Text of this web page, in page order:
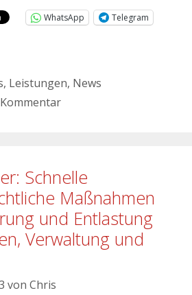
WhatsApp
Telegram
, Leistungen, News
Schnelle
Maßnahmen
und Entlastung
Verwaltung und
von Chris